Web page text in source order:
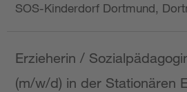
SOS-Kinderdorf Dortmund,
Erzieherin /
(m/w/d) in der Stationären